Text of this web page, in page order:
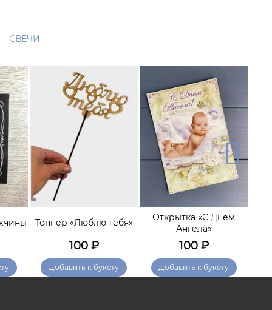
СВЕЧИ
Топпер «Люблю тебя»
100₽
Добавить к букету
Открытка «С Днем
Ангела»
100₽
Добавить к букету